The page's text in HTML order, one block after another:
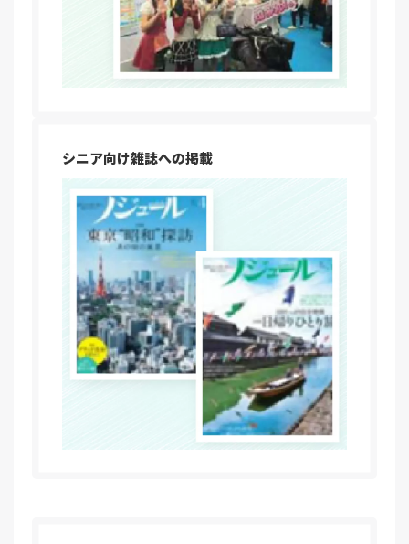
シニア向け雑誌への掲載